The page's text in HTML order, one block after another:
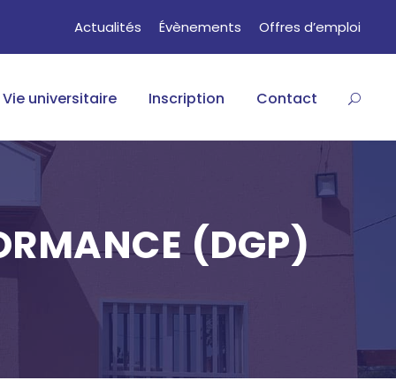
Actualités Évènements Offres d’emploi
Vie universitaire Inscription Contact
(DGP)